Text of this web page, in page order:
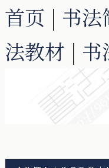
首页 | 书法
法教材 | 书